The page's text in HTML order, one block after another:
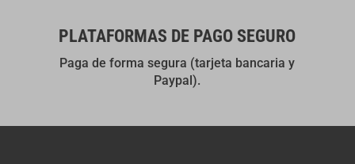
PLATAFORMAS DE PAGO SEGURO
Paga de forma segura (tarjeta bancaria y
Paypal).